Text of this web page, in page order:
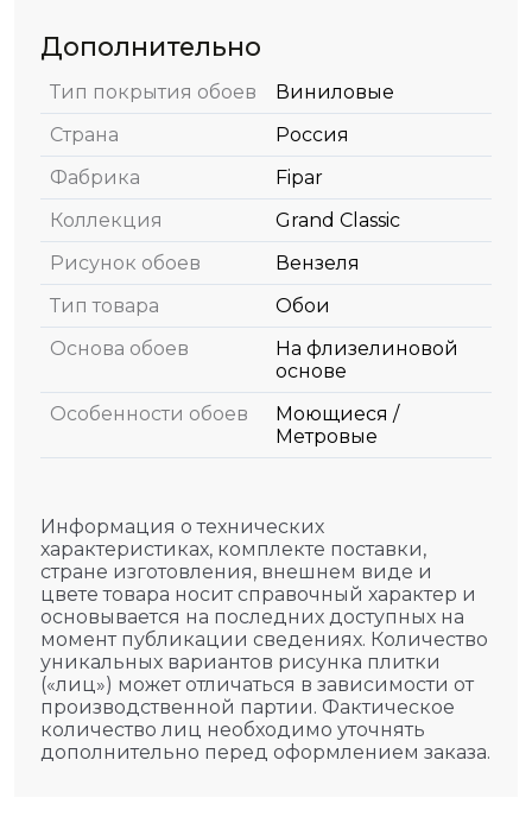
Дополнительно
Тип покрытия обоев
Виниловые
Страна
Россия
Фабрика
Fipar
Коллекция
Grand Classic
Рисунок обоев
Вензеля
Тип товара
Обои
Основа обоев
На флизелиновой
основе
Особенности обоев
Моющиеся /
Метровые
Информация о технических
характеристиках, комплекте поставки,
стране изготовления, внешнем виде и
цвете товара носит справочный характер и
основывается на последних доступных на
момент публикации сведениях. Количество
уникальных вариантов рисунка плитки
(«лиц») может отличаться в зависимости от
производственной партии. Фактическое
количество лиц необходимо уточнять
дополнительно перед оформлением заказа.